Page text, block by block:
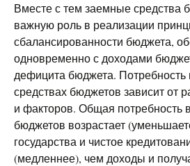
Вместе с тем заемные средства
важную роль в реализации
сбалансированности бюджета,
одновременно с доходами
дефицита бюджета.
средствах бюджетов зависит от
и факторов. Общая потребность
бюджетов возрастает
государства и чистое
(медленнее), чем доходы и